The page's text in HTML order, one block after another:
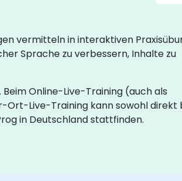
vermitteln in interaktiven
Sprache zu verbessern, Inhalte zu
Online-Live-Training (auch als
Ort-Live-Training kann sowohl direkt
in Deutschland stattfinden.